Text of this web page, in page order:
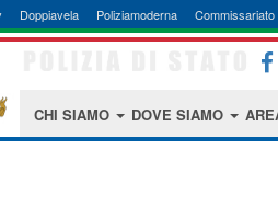
Doppiavela Poliziamoderna Commissariato
CHI SIAMO DOVE SIAMO